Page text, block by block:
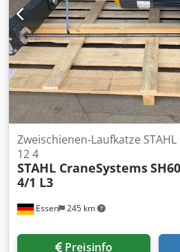
Essen 245 km
Zweischienen-Laufkatze STAHL
12 4
STAHL CraneSystems
4/1 L3
Preisinfo